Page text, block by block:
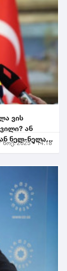
ვის
ან
ნელ-ნელა
ნოე. 2025 • 14:18